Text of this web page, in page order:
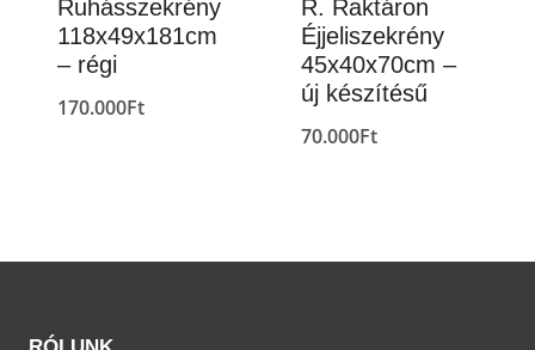
Ruhásszekrény
118x49x181cm
– régi
170.000Ft
R. Raktáron
Éjjeliszekrény
45x40x70cm –
új készítésű
70.000Ft